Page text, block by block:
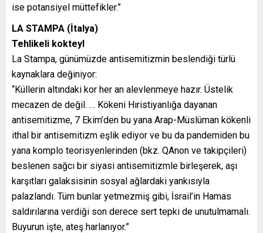
ise potansiyel müttefikler.”
LA STAMPA (İtalya)
Tehlikeli kokteyl
La Stampa, günümüzde antisemitizmin beslendiği türlü
kaynaklara değiniyor:
“Küllerin altındaki kor her an alevlenmeye hazır. Üstelik
mecazen de değil. … Kökeni Hıristiyanlığa dayanan
antisemitizme, 7 Ekim’den bu yana Arap-Müslüman kökenli
ithal bir antisemitizm eşlik ediyor ve bu da pandemiden bu
yana komplo teorisyenlerinden (bkz. QAnon ve takipçileri)
beslenen sağcı bir siyasi antisemitizmle birleşerek, aşı
karşıtları galaksisinin sosyal ağlardaki yankısıyla
palazlandı. Tüm bunlar yetmezmiş gibi, İsrail’in Hamas
saldırılarına verdiği son derece sert tepki de unutulmamalı.
Buyurun işte, ateş harlanıyor.”